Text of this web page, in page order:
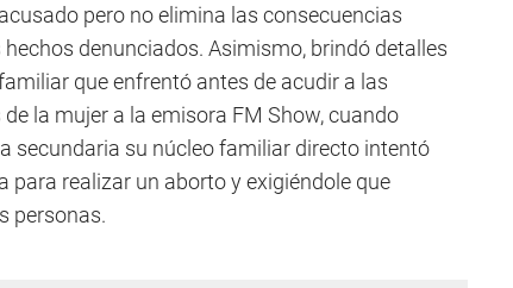
pero no elimina las consecuencias
denunciados. Asimismo, brindó detalles
que enfrentó antes de acudir a las
la mujer a la emisora FM Show, cuando
secundaria su núcleo familiar directo intentó
realizar un aborto y exigiéndole que
personas.